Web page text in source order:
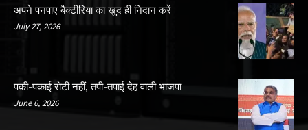
अपने पनपाए बैक्टीरिया का खुद ही निदान करें
July 27, 2026
पकी-पकाई रोटी नहीं, तपी-तपाई देह वाली भाजपा
June 6, 2026